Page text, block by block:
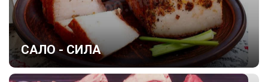
САЛО - СИЛА